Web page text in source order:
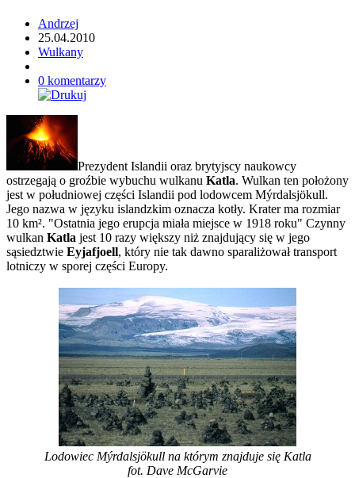
Andrzej
25.04.2010
Wulkany
0 komentarzy
Prezydent Islandii oraz brytyjscy naukowcy
ostrzegają o groźbie wybuchu wulkanu Katla. Wulkan ten położony
jest w południowej części Islandii pod lodowcem Mýrdalsjökull.
Jego nazwa w języku islandzkim oznacza kotły. Krater ma rozmiar
10 km². "Ostatnia jego erupcja miała miejsce w 1918 roku" Czynny
wulkan Katla jest 10 razy większy niż znajdujący się w jego
sąsiedztwie Eyjafjoell, który nie tak dawno sparaliżował transport
lotniczy w sporej części Europy.
Lodowiec Mýrdalsjökull na którym znajduje się Katla
fot. Dave McGarvie